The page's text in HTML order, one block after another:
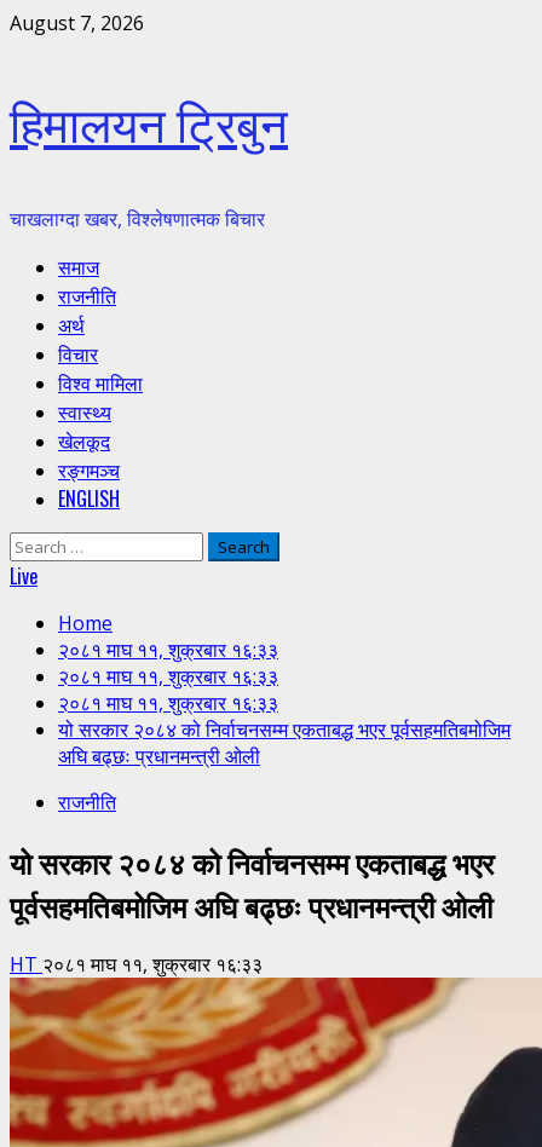
Skip
August 7, 2026
हिमालयन ट्रिबुन
चाखलाग्दा खबर, विश्लेषणात्मक बिचार
Primary
Menu
समाज
राजनीति
अर्थ
विचार
विश्व मामिला
स्वास्थ्य
खेलकूद
रङ्गमञ्च
ENGLISH
Search
for:
Live
Home
२०८१ माघ ११, शुक्रबार १६:३३
२०८१ माघ ११, शुक्रबार १६:३३
२०८१ माघ ११, शुक्रबार १६:३३
यो सरकार २०८४ को निर्वाचनसम्म एकताबद्ध भएर पूर्वसहमतिबमोजिम
अघि बढ्छः प्रधानमन्त्री ओली
राजनीति
यो सरकार २०८४ को निर्वाचनसम्म एकताबद्ध भएर
पूर्वसहमतिबमोजिम अघि बढ्छः प्रधानमन्त्री ओली
HT २०८१ माघ ११, शुक्रबार १६:३३